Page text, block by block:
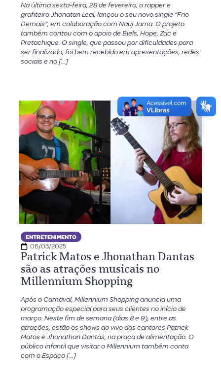
Na última sexta-feira, 28 de fevereiro, o rapper e
grafiteiro Jhonatan Leal, lançou o seu novo single “Frio
Demais”, em colaboração com Nauj Jama. O projeto
também contou com o apoio de Biels, Hope, Zac e
Pretachique. O single, que passou por dificuldades para
ser finalizado, foi bem recebido em apresentações, redes
sociais e no […]
ENTRETENIMENTO
06/03/2025
Patrick Matos e Jhonathan Dantas
são as atrações musicais no
Millennium Shopping
Após o Carnaval, Millennium Shopping anuncia uma
programação especial para seus clientes no início de
março. Neste fim de semana (dias 8 e 9), entre as
atrações, estão os shows ao vivo dos cantores Patrick
Matos e Jhonathan Dantas, na praça de alimentação. O
público infantil que visitar o Millennium também conta
com o Espaço […]